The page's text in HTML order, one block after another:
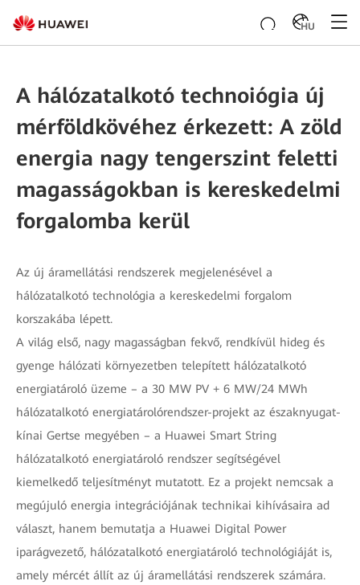
HU
A hálózatalkotó technoiógia új
mérföldkövéhez érkezett: A zöld
energia nagy tengerszint feletti
magasságokban is kereskedelmi
forgalomba kerül
Az új áramellátási rendszerek megjelenésével a
hálózatalkotó technológia a kereskedelmi forgalom
korszakába lépett.
A világ első, nagy magasságban fekvő, rendkívül hideg és
gyenge hálózati környezetben telepített hálózatalkotó
energiatároló üzeme – a 30 MW PV + 6 MW/24 MWh
hálózatalkotó energiatárolórendszer-projekt az északnyugat-
kínai Gertse megyében – a Huawei Smart String
hálózatalkotó energiatároló rendszer segítségével
kiemelkedő teljesítményt mutatott. Ez a projekt nemcsak a
megújuló energia integrációjának technikai kihívásaira ad
választ, hanem bemutatja a Huawei Digital Power
iparágvezető, hálózatalkotó energiatároló technológiáját is,
amely mércét állít az új áramellátási rendszerek számára.